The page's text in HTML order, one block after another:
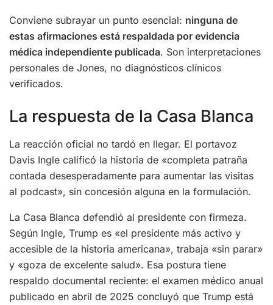
Conviene subrayar un punto esencial: ninguna de
estas afirmaciones está respaldada por evidencia
médica independiente publicada. Son interpretaciones
personales de Jones, no diagnósticos clínicos
verificados.
La respuesta de la Casa Blanca
La reacción oficial no tardó en llegar. El portavoz
Davis Ingle calificó la historia de «completa patraña
contada desesperadamente para aumentar las visitas
al podcast», sin concesión alguna en la formulación.
La Casa Blanca defendió al presidente con firmeza.
Según Ingle, Trump es «el presidente más activo y
accesible de la historia americana», trabaja «sin parar»
y «goza de excelente salud». Esa postura tiene
respaldo documental reciente: el examen médico anual
publicado en abril de 2025 concluyó que Trump está